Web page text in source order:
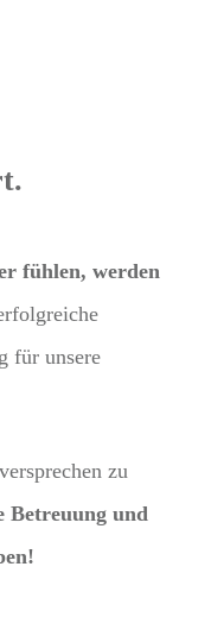
fühlen, werden
für unsere
zu
Betreuung und